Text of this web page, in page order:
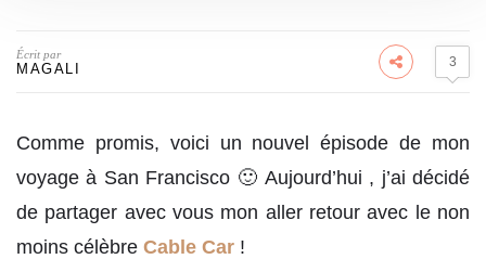
Écrit par
MAGALI 3
Comme promis, voici un nouvel épisode de mon
voyage à San Francisco 🙂 Aujourd’hui , j’ai décidé
de partager avec vous mon aller retour avec le non
moins célèbre Cable Car !